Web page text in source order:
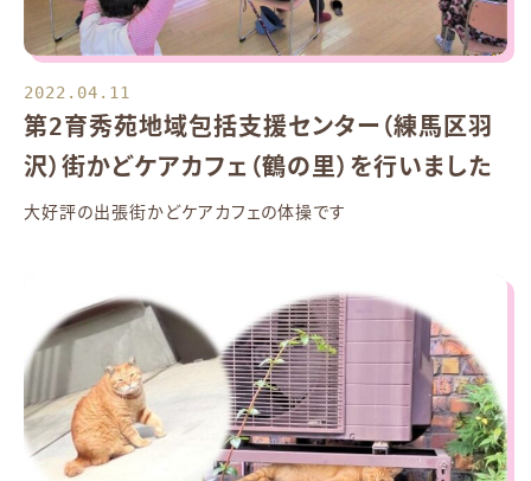
2022.04.11
第2育秀苑地域包括支援センター（練馬区羽
沢）街かどケアカフェ（鶴の里）を行いました
大好評の出張街かどケアカフェの体操です